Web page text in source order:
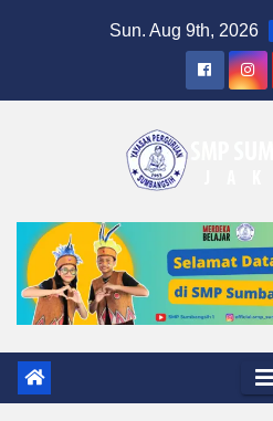
Sun. Aug 9th, 2026